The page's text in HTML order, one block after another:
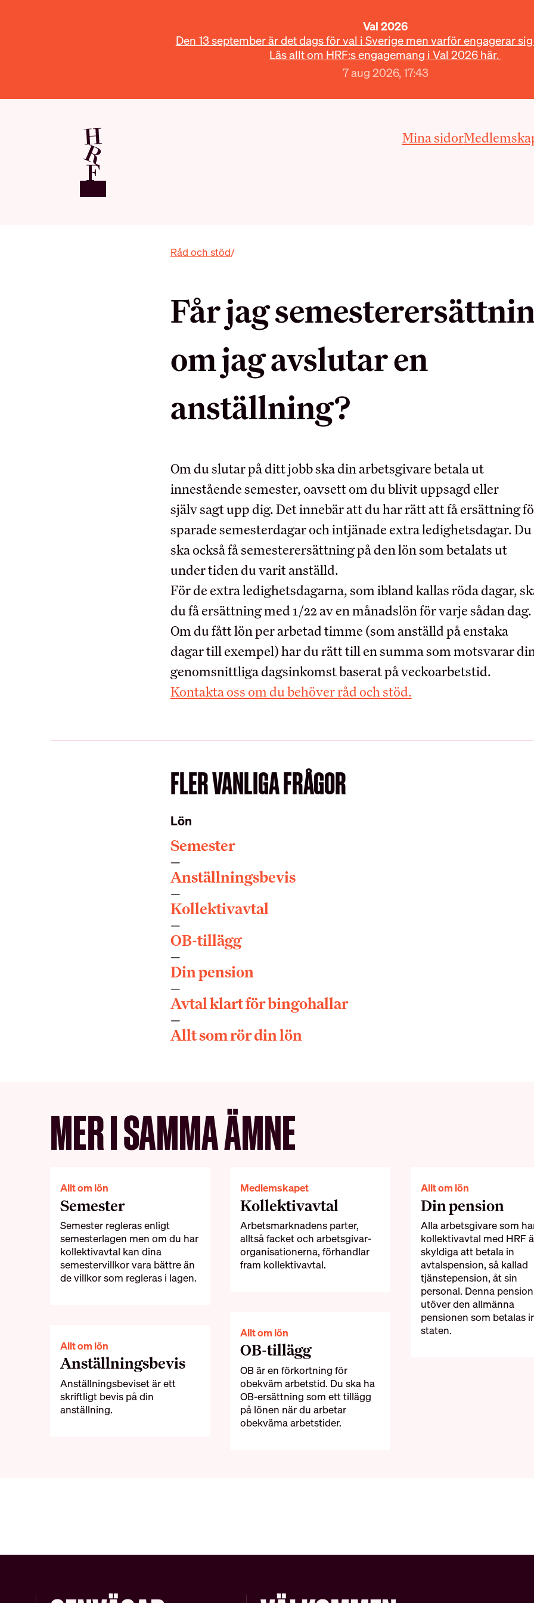
Val 2026
Den 13 september är det dags för val i Sverige men varför engagerar
Läs allt om HRF:s engagemang i Val 2026 här.
7 aug 2026, 17:43
Mina sidor
MEDLEMSKAPET
Medlemsförmåner
Inkomst­försäkring
Pensionärsmedlem
Studerandemedlem
Uppdragsredovisning
RÅD OCH STÖD
DIN LÖN
Sommarjobb
Semester
Pension
Anställningsbevis
OM HRF
Kontakt
Vår organisation
Press
Schysta villkor
Internationella samarbeten
Lediga tjänster
BRANSCH
Stipendium
Besöksnäringens
utvecklingsfond
Utbildningsrådet för
Restauranger
Kollektivavtalet
Teckna
Förhandling
Råd och stöd
Får jag
om jag avslutar en
anställning?
Om du slutar på ditt jobb ska din arbetsgivare betala ut
innestående semester, oavsett om du blivit uppsagd eller
själv sagt upp dig. Det innebär att du har rätt att få ersättning
sparade semesterdagar och intjänade extra ledighetsdagar. Du
ska också få semesterersättning på den lön som betalats ut
under tiden du varit anställd.
För de extra ledighetsdagarna, som ibland kallas röda dagar,
du få ersättning med 1/22 av en månadslön för varje sådan dag.
Om du fått lön per arbetad timme (som anställd på enstaka
dagar till exempel) har du rätt till en summa som motsvarar
genomsnittliga dagsinkomst baserat på veckoarbetstid.
Kontakta oss om du behöver råd och stöd.
FLER VANLIGA FRÅGOR
Lön
Semester
Anställningsbevis
Kollektivavtal
OB-tillägg
Din pension
Avtal klart för bingohallar
Allt som rör din lön
MER I SAMMA ÄMNE
Allt om lön
Semester
Semester regleras enligt
semesterlagen men om du har
kollektivavtal kan dina
semestervillkor vara bättre än
de villkor som regleras i lagen.
Allt om lön
Anställningsbevis
Anställningsbeviset är ett
skriftligt bevis på din
anställning.
Medlemskapet
Kollektivavtal
Arbetsmarknadens parter,
alltså facket och arbetsgivar­
organisationerna, förhandlar
fram kollektiv­avtal.
Allt om lön
OB-tillägg
OB är en förkortning för
obekväm arbetstid. Du ska ha
OB-ersättning som ett tillägg
på lönen när du arbetar
obekväma arbetstider.
Allt om lön
Din pension
Alla arbetsgivare som
kollektivavtal med HRF
skyldiga att betala in
avtalspension, så kallad
tjänstepension, åt sin
personal. Denna
utöver den allmänna
pensionen som betalas
staten.